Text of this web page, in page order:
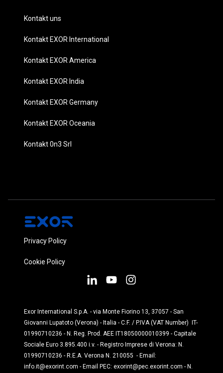
Kontakt uns
Kontakt EXOR International
Kontakt EXOR America
Kontakt EXOR India
Kontakt EXOR Germany
Kontakt EXOR Oceania
Kontakt 0n3 Srl
Privacy Policy
Cookie Policy
Exor International S.p.A. - via Monte Fiorino 13, 37057 - San
Giovanni Lupatoto (Verona) - Italia - C.F. / P.IVA (VAT Number) IT-
01990710236 - N. Reg. Prod. AEE IT18050000010399 - Capitale
Sociale Euro 3.895.400 i.v. - Registro Imprese di Verona: N.
01990710236 - R.E.A. Verona N. 210055 - Email:
info.it@exorint.com - Email PEC: exorint@pec.exorint.com - N.